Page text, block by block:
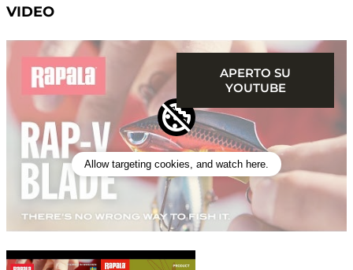
VIDEO
Allow targeting cookies, and watch here.
APERTO SU
YOUTUBE